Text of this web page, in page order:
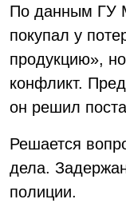
По данным ГУ
покупал у
продукцию»,
конфликт.
он решил
Решается
дела.
полиции.